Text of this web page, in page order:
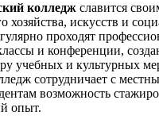
колледж славится
хозяйства, искусств и
проходят
и конференции,
учебных и культурных
сотрудничает с
возможность
опыт.